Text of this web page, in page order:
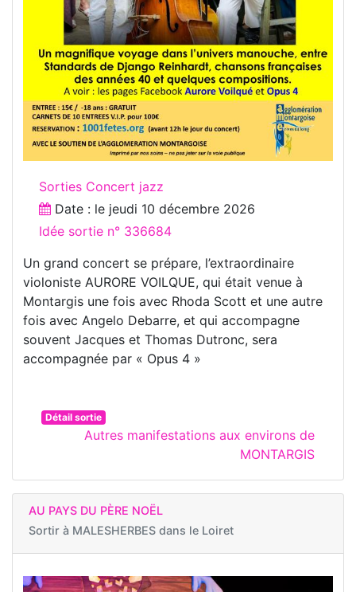
Sorties Concert jazz
Date : le jeudi 10 décembre 2026
Idée sortie n° 336684
Un grand concert se prépare, l’extraordinaire
violoniste AURORE VOILQUE, qui était venue à
Montargis une fois avec Rhoda Scott et une autre
fois avec Angelo Debarre, et qui accompagne
souvent Jacques et Thomas Dutronc, sera
accompagnée par « Opus 4 »
Détail sortie
Autres manifestations aux environs de
MONTARGIS
AU PAYS DU PÈRE NOËL
Sortir à MALESHERBES dans le Loiret